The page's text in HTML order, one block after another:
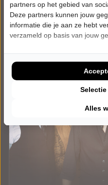
partners op het gebied van
Deze partners kunnen jouw
informatie die je aan ze hebt
verzameld op basis van jouw
Alles